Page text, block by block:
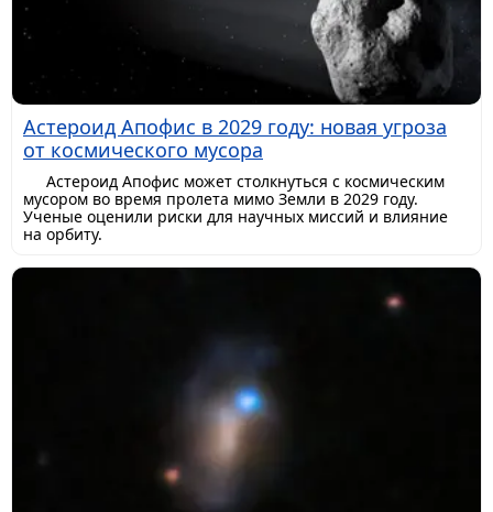
Астероид Апофис в 2029 году: новая угроза
от космического мусора
Астероид Апофис может столкнуться с космическим
мусором во время пролета мимо Земли в 2029 году.
Ученые оценили риски для научных миссий и влияние
на орбиту.